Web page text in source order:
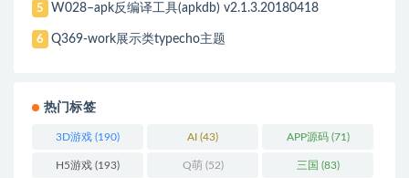
5 W028–apk反编译工具(apkdb) v2.1.3.20180418
6 Q369-work展示类typecho主题
热门标签
3D游戏 (190) AI (43) APP源码(71)
H5游戏 (193) Q萌 (52) 三国 (83)